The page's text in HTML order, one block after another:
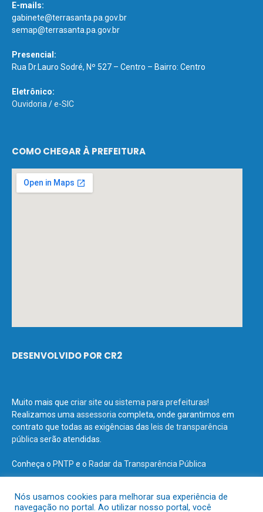
E-mails:
gabinete@terrasanta.pa.gov.br
semap@terrasanta.pa.gov.br
Presencial:
Rua Dr.Lauro Sodré, Nº 527 – Centro – Bairro: Centro
Eletrônico:
Ouvidoria /e-SIC
COMO CHEGAR À PREFEITURA
DESENVOLVIDO POR CR2
Muito mais que criar site ou sistema para prefeituras!
Realizamos uma assessoria completa, onde garantimos em
contrato que todas as exigências das leis de transparência
pública serão atendidas.
Conheça o PNTP e o Radar da Transparência Pública
Nós usamos cookies para melhorar sua experiência de
navegação no portal. Ao utilizar nosso portal, você